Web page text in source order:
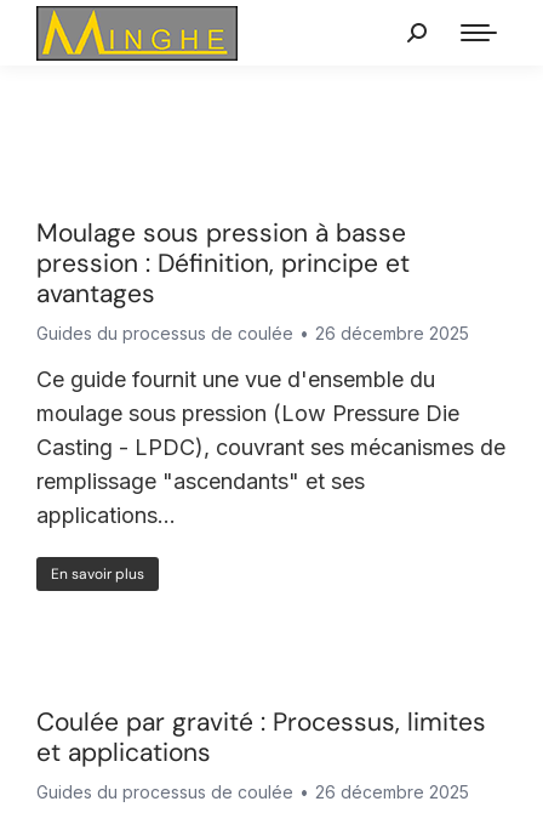
Moulage sous pression à basse
pression : Définition, principe et
avantages
Guides du processus de coulée 26 décembre 2025
Ce guide fournit une vue d'ensemble du
moulage sous pression (Low Pressure Die
Casting - LPDC), couvrant ses mécanismes de
remplissage "ascendants" et ses
applications...
En savoir plus
Coulée par gravité : Processus, limites
et applications
Guides du processus de coulée 26 décembre 2025